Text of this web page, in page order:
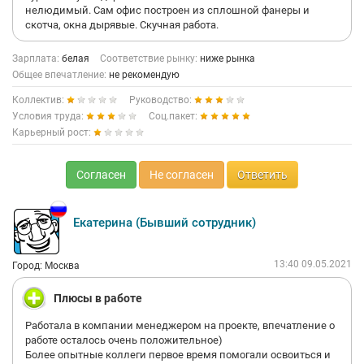
нелюдимый. Сам офис построен из сплошной фанеры и
скотча, окна дырявые. Скучная работа.
Зарплата: белая Соответствие рынку: ниже рынка
Общее впечатление: не рекомендую
Коллектив:
Руководство:
Условия труда:
Соц.пакет:
Карьерный рост:
Согласен Не согласен Ответить
Екатерина (Бывший сотрудник)
Город: Москва 13:40 09.05.2021
Плюсы в работе
Работала в компании менеджером на проекте, впечатление о
работе осталось очень положительное)
Более опытные коллеги первое время помогали освоиться и